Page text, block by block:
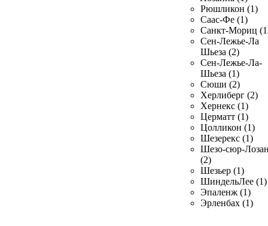
Рюшликон (1)
Саас-Фе (1)
Санкт-Мориц
Сен-Лежье-Ла
Шьеза (2)
Сен-Лежье-Ла-
Шьеза (1)
Сюши (2)
Херлиберг (2)
Хернекс (1)
Церматт (1)
Цолликон (1)
Шезерекс (1)
Шезо-сюр-
(2)
Шезьер (1)
ШиндельЛее (1)
Эпаленж (1)
Эрленбах (1)